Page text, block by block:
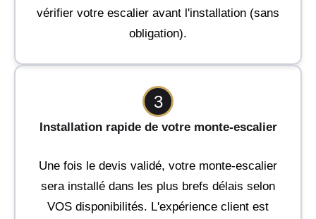
vérifier votre escalier avant l'installation (sans
obligation).
3
Installation rapide de votre monte-escalier
Une fois le devis validé, votre monte-escalier
sera installé dans les plus brefs délais selon
VOS disponibilités. L'expérience client est